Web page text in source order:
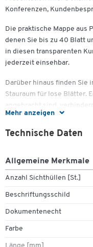
Mehr anzeigen
Konferenzen,
Die praktische Mappe aus
denen Sie bis zu 40 Blatt
in diesen transparenten
jederzeit einsehbar.
Darüber hinaus finden Sie
Stauraum für lose Blätter.
angebracht sind,
Farben.
Wichtige Details:
Ideal für die
Mit 20
Zusätzlicher
ordentlich
In verschiedenen
Technische Daten
Allgemeine Merkmale
Anzahl Sichthüllen [St.]
Beschriftungsschild
Dokumentenecht
Farbe